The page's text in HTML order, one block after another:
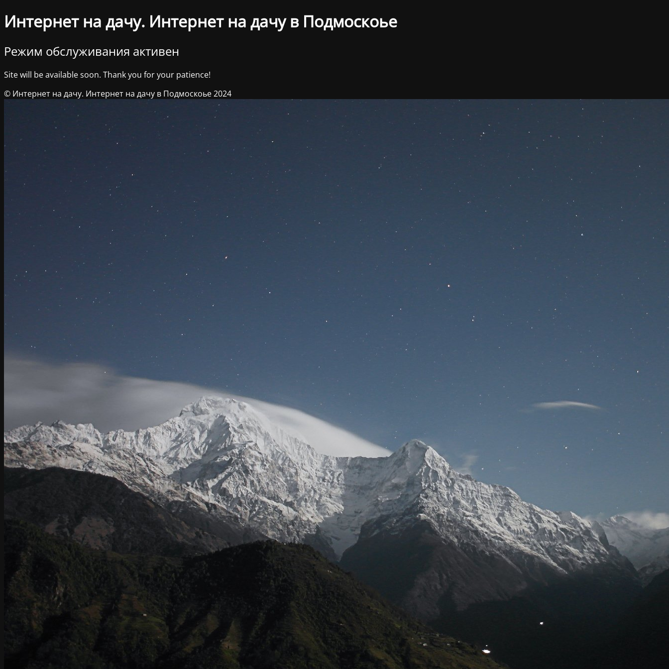
Интернет на дачу. Интернет на дачу в Подмоскоье
Режим обслуживания активен
Site will be available soon. Thank you for your patience!
© Интернет на дачу. Интернет на дачу в Подмоскоье 2024